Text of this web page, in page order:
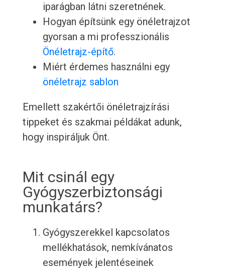
iparágban látni szeretnének.
Hogyan építsünk egy önéletrajzot
gyorsan a mi professzionális
Önéletrajz-építő.
Miért érdemes használni egy
önéletrajz sablon
Emellett szakértői önéletrajzírási
tippeket és szakmai példákat adunk,
hogy inspiráljuk Önt.
Mit csinál egy
Gyógyszerbiztonsági
munkatárs?
Gyógyszerekkel kapcsolatos
mellékhatások, nemkívánatos
események jelentéseinek